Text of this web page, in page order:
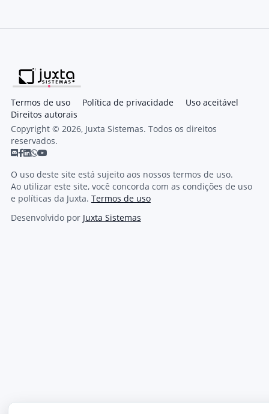
Termos de uso Política de privacidade
Uso aceitável
Direitos autorais
Copyright © 2026, Juxta Sistemas. Todos os direitos
reservados.
O uso deste site está sujeito aos nossos termos de uso.
Ao utilizar este site, você concorda com as condições de uso
e políticas da Juxta. Termos de uso
Desenvolvido por Juxta Sistemas